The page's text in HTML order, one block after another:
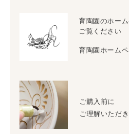
育陶園のホー
ご覧ください
育陶園ホーム
ご購入前に
ご理解いただ